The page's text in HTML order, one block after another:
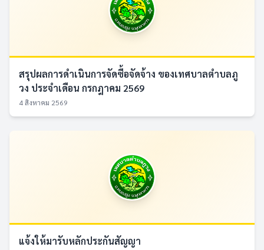
สรุปผลการดำเนินการจัดซื้อจัดจ้าง ของเทศบาลตำบลภู
วง ประจำเดือน กรกฎาคม 2569
4 สิงหาคม 2569
แจ้งให้มารับหลักประกันสัญญา